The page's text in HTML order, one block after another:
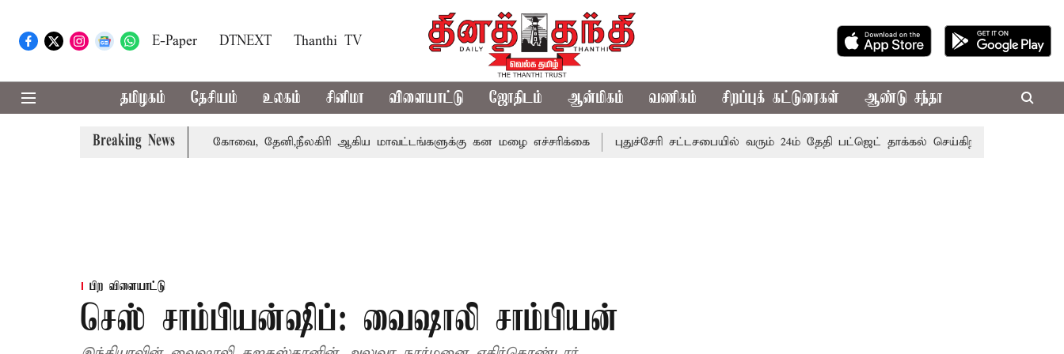
E-Paper DTNEXT Thanthi TV
தமிழகம் தேசியம் உலகம் சினிமா விளையாட்டு ஜோதிடம் ஆன்மிகம் வணிகம் சிறப்புக் கட்டுரைகள் ஆண்டு சந்தா
Breaking News
வாபஸ் பெற்றார் சங்கீதா கோவை, தேனி,நீலகிரி ஆகிய மாவட்டங்களுக்கு கன மழை எச்சரிக்கை புதுச்சேரி சட்டசபையில் வரும் 24ம் தேதி பட்ஜெட் தாக்கல் செய்கிறார் முதல்-அமைச்சர்
பிற விளையாட்டு
செஸ் சாம்பியன்ஷிப்: வைஷாலி சாம்பியன்